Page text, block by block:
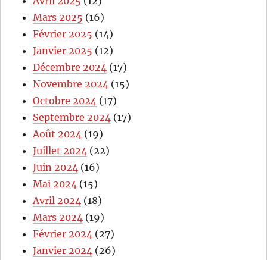
Mars 2025 (16)
Février 2025 (14)
Janvier 2025 (12)
Décembre 2024 (17)
Novembre 2024 (15)
Octobre 2024 (17)
Septembre 2024 (17)
Août 2024 (19)
Juillet 2024 (22)
Juin 2024 (16)
Mai 2024 (15)
Avril 2024 (18)
Mars 2024 (19)
Février 2024 (27)
Janvier 2024 (26)